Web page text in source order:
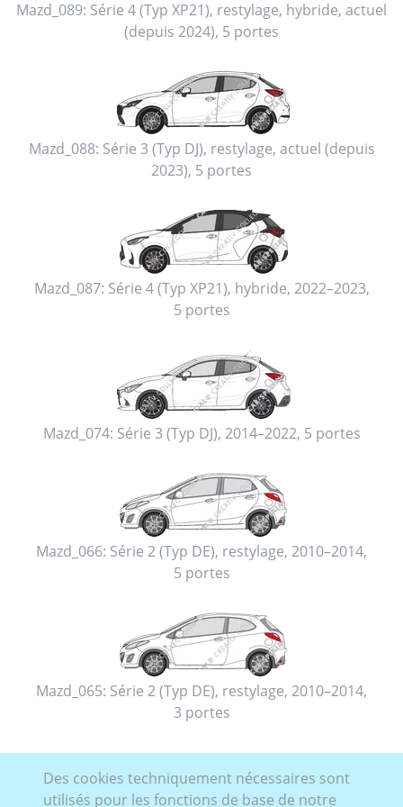
Mazd_089: Série 4 (Typ XP21), restylage, hybride, actuel
(depuis 2024), 5 portes
Mazd_088: Série 3 (Typ DJ), restylage, actuel (depuis
2023), 5 portes
Mazd_087: Série 4 (Typ XP21), hybride, 2022–2023,
5 portes
Mazd_074: Série 3 (Typ DJ), 2014–2022, 5 portes
Mazd_066: Série 2 (Typ DE), restylage, 2010–2014,
5 portes
Mazd_065: Série 2 (Typ DE), restylage, 2010–2014,
3 portes
Des cookies techniquement nécessaires sont
utilisés pour les fonctions de base de notre